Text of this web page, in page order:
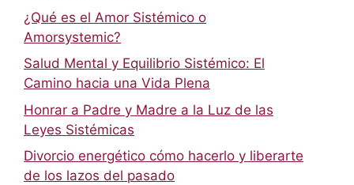
¿Qué es el Amor Sistémico o
Amorsystemic?
Salud Mental y Equilibrio Sistémico: El
Camino hacia una Vida Plena
Honrar a Padre y Madre a la Luz de las
Leyes Sistémicas
Divorcio energético cómo hacerlo y liberarte
de los lazos del pasado